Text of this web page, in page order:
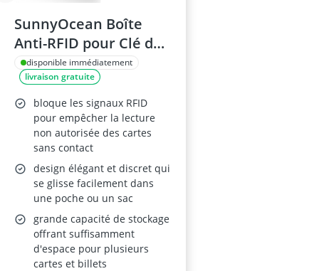
SunnyOcean Boîte
Anti-RFID pour Clé de
Voiture (Keyless Go,
Cage de Faraday)
17x12,3x9,5 cm
disponible immédiatement
livraison gratuite
bloque les signaux RFID
pour empêcher la lecture
non autorisée des cartes
sans contact
design élégant et discret qui
se glisse facilement dans
une poche ou un sac
grande capacité de stockage
offrant suffisamment
d'espace pour plusieurs
cartes et billets